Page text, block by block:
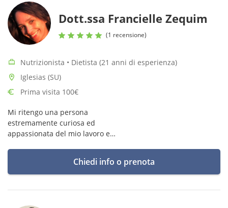
Dott.ssa Francielle Zequim
(1 recensione)
Nutrizionista • Dietista (21 anni di esperienza)
Iglesias (SU)
Prima visita 100€
Mi ritengo una persona
estremamente curiosa ed
appassionata del mio lavoro e
cerco di guidare i miei pazienti
in un viaggio gastronomico
Chiedi info o prenota